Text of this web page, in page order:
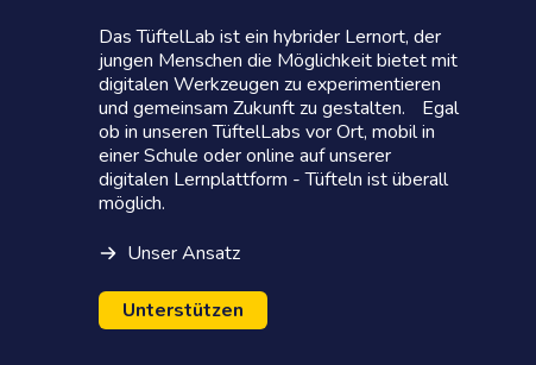
Das TüftelLab ist ein hybrider Lernort, der
jungen Menschen die Möglichkeit bietet mit
digitalen Werkzeugen zu experimentieren
und gemeinsam Zukunft zu gestalten. Egal
ob in unseren TüftelLabs vor Ort, mobil in
einer Schule oder online auf unserer
digitalen Lernplattform - Tüfteln ist überall
möglich.
Unser Ansatz
Unterstützen